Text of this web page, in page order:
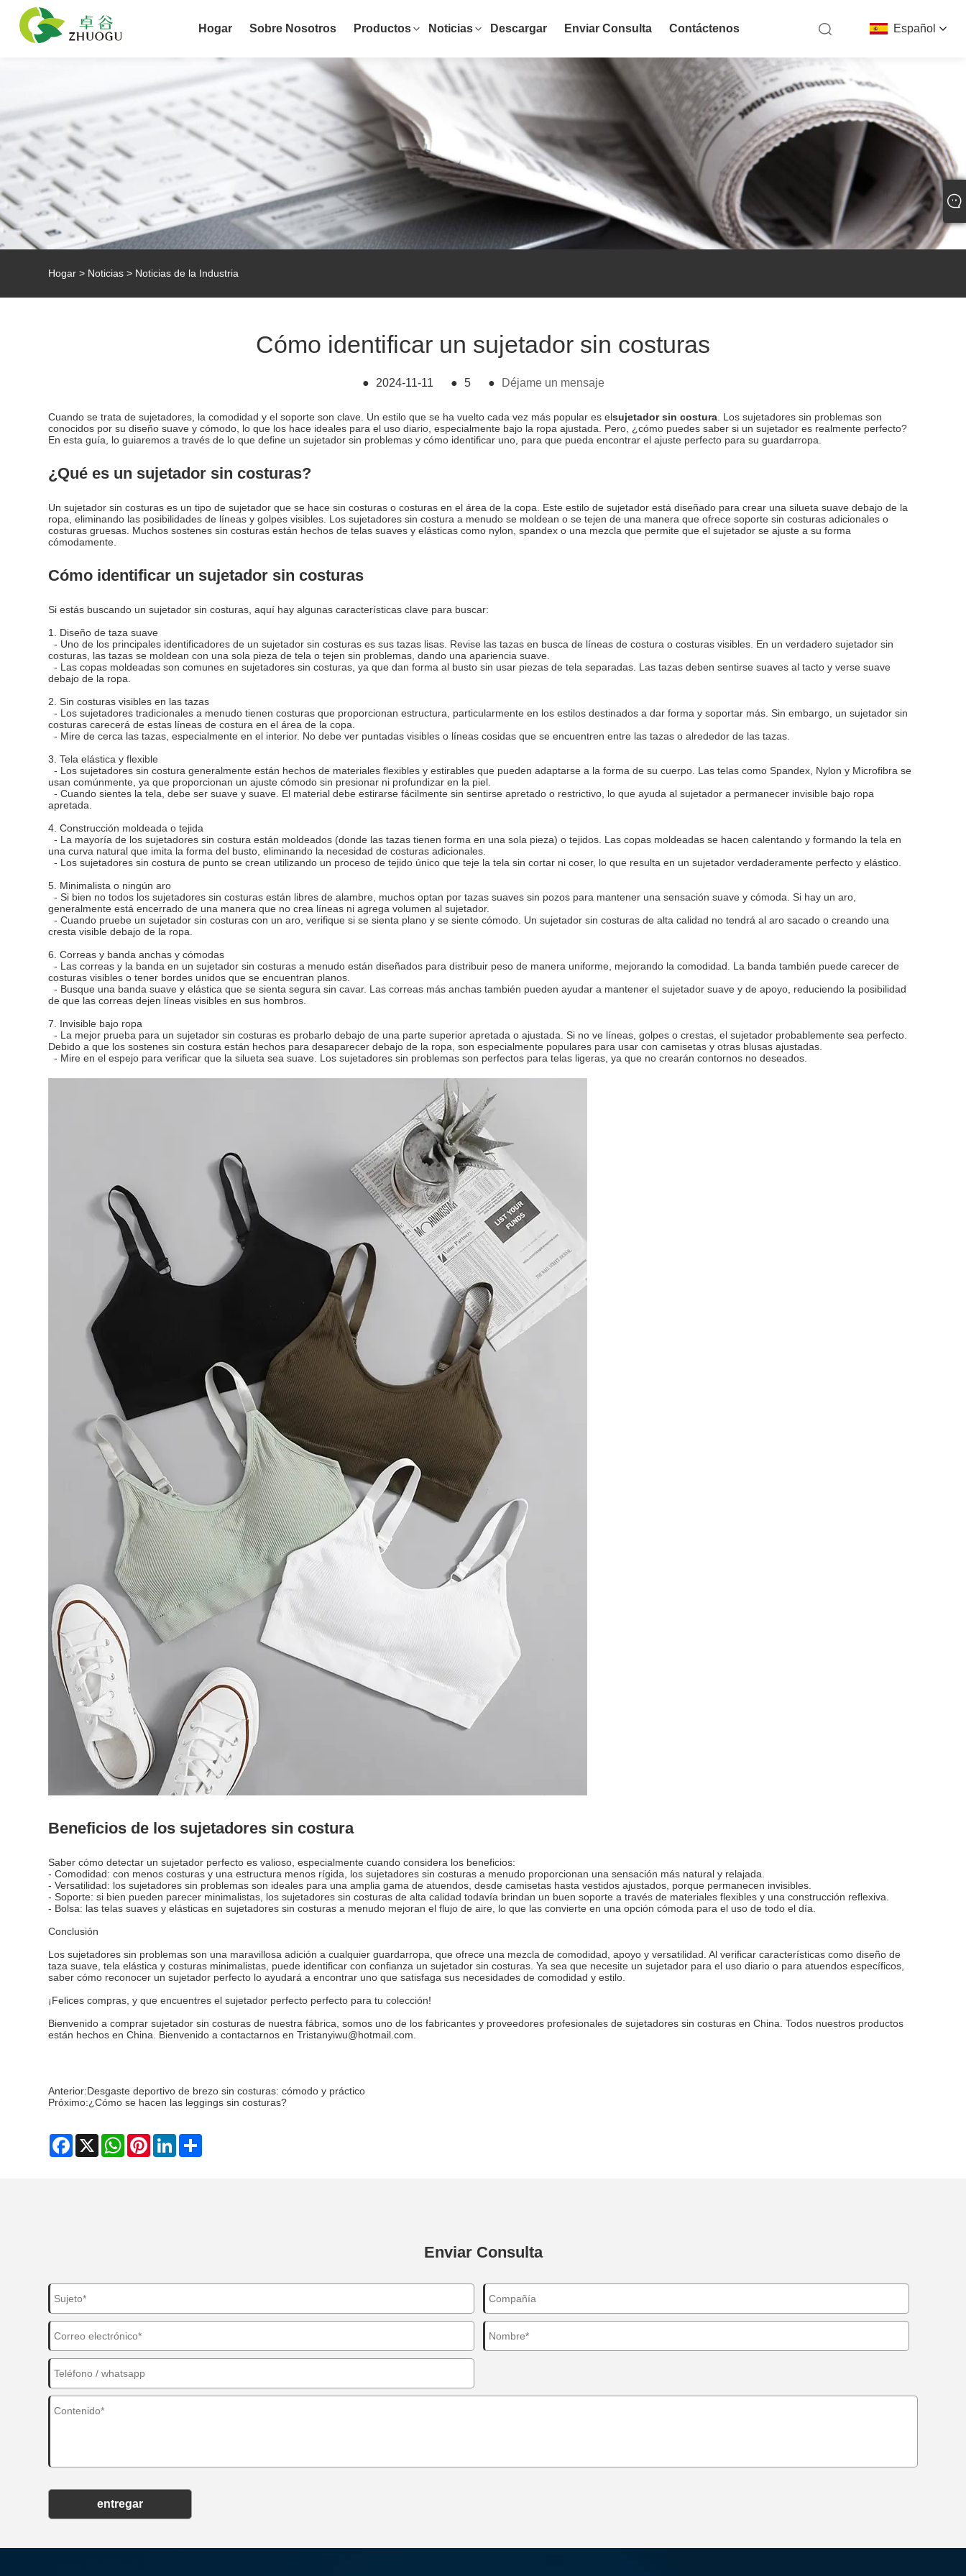
Español
Hogar Sobre Nosotros Productos Noticias Descargar Enviar Consulta Contáctenos
Hogar > Noticias > Noticias de la Industria
Cómo identificar un sujetador sin costuras
● 2024-11-11 ● 5 ● Déjame un mensaje
Cuando se trata de sujetadores, la comodidad y el soporte son clave. Un estilo que se ha vuelto cada vez más popular es elsujetador sin costura . Los sujetadores sin problemas son
conocidos por su diseño suave y cómodo, lo que los hace ideales para el uso diario, especialmente bajo la ropa ajustada. Pero, ¿cómo puedes saber si un sujetador es realmente perfecto?
En esta guía, lo guiaremos a través de lo que define un sujetador sin problemas y cómo identificar uno, para que pueda encontrar el ajuste perfecto para su guardarropa.
¿Qué es un sujetador sin costuras?
Un sujetador sin costuras es un tipo de sujetador que se hace sin costuras o costuras en el área de la copa. Este estilo de sujetador está diseñado para crear una silueta suave debajo de la
ropa, eliminando las posibilidades de líneas y golpes visibles. Los sujetadores sin costura a menudo se moldean o se tejen de una manera que ofrece soporte sin costuras adicionales o
costuras gruesas. Muchos sostenes sin costuras están hechos de telas suaves y elásticas como nylon, spandex o una mezcla que permite que el sujetador se ajuste a su forma
cómodamente.
Cómo identificar un sujetador sin costuras
Si estás buscando un sujetador sin costuras, aquí hay algunas características clave para buscar:
1. Diseño de taza suave
- Uno de los principales identificadores de un sujetador sin costuras es sus tazas lisas. Revise las tazas en busca de líneas de costura o costuras visibles. En un verdadero sujetador sin
costuras, las tazas se moldean con una sola pieza de tela o tejen sin problemas, dando una apariencia suave.
- Las copas moldeadas son comunes en sujetadores sin costuras, ya que dan forma al busto sin usar piezas de tela separadas. Las tazas deben sentirse suaves al tacto y verse suave
debajo de la ropa.
2. Sin costuras visibles en las tazas
- Los sujetadores tradicionales a menudo tienen costuras que proporcionan estructura, particularmente en los estilos destinados a dar forma y soportar más. Sin embargo, un sujetador sin
costuras carecerá de estas líneas de costura en el área de la copa.
- Mire de cerca las tazas, especialmente en el interior. No debe ver puntadas visibles o líneas cosidas que se encuentren entre las tazas o alrededor de las tazas.
3. Tela elástica y flexible
- Los sujetadores sin costura generalmente están hechos de materiales flexibles y estirables que pueden adaptarse a la forma de su cuerpo. Las telas como Spandex, Nylon y Microfibra se
usan comúnmente, ya que proporcionan un ajuste cómodo sin presionar ni profundizar en la piel.
- Cuando sientes la tela, debe ser suave y suave. El material debe estirarse fácilmente sin sentirse apretado o restrictivo, lo que ayuda al sujetador a permanecer invisible bajo ropa
apretada.
4. Construcción moldeada o tejida
- La mayoría de los sujetadores sin costura están moldeados (donde las tazas tienen forma en una sola pieza) o tejidos. Las copas moldeadas se hacen calentando y formando la tela en
una curva natural que imita la forma del busto, eliminando la necesidad de costuras adicionales.
- Los sujetadores sin costura de punto se crean utilizando un proceso de tejido único que teje la tela sin cortar ni coser, lo que resulta en un sujetador verdaderamente perfecto y elástico.
5. Minimalista o ningún aro
- Si bien no todos los sujetadores sin costuras están libres de alambre, muchos optan por tazas suaves sin pozos para mantener una sensación suave y cómoda. Si hay un aro,
generalmente está encerrado de una manera que no crea líneas ni agrega volumen al sujetador.
- Cuando pruebe un sujetador sin costuras con un aro, verifique si se sienta plano y se siente cómodo. Un sujetador sin costuras de alta calidad no tendrá al aro sacado o creando una
cresta visible debajo de la ropa.
6. Correas y banda anchas y cómodas
- Las correas y la banda en un sujetador sin costuras a menudo están diseñados para distribuir peso de manera uniforme, mejorando la comodidad. La banda también puede carecer de
costuras visibles o tener bordes unidos que se encuentran planos.
- Busque una banda suave y elástica que se sienta segura sin cavar. Las correas más anchas también pueden ayudar a mantener el sujetador suave y de apoyo, reduciendo la posibilidad
de que las correas dejen líneas visibles en sus hombros.
7. Invisible bajo ropa
- La mejor prueba para un sujetador sin costuras es probarlo debajo de una parte superior apretada o ajustada. Si no ve líneas, golpes o crestas, el sujetador probablemente sea perfecto.
Debido a que los sostenes sin costura están hechos para desaparecer debajo de la ropa, son especialmente populares para usar con camisetas y otras blusas ajustadas.
- Mire en el espejo para verificar que la silueta sea suave. Los sujetadores sin problemas son perfectos para telas ligeras, ya que no crearán contornos no deseados.
Beneficios de los sujetadores sin costura
Saber cómo detectar un sujetador perfecto es valioso, especialmente cuando considera los beneficios:
- Comodidad: con menos costuras y una estructura menos rígida, los sujetadores sin costuras a menudo proporcionan una sensación más natural y relajada.
- Versatilidad: los sujetadores sin problemas son ideales para una amplia gama de atuendos, desde camisetas hasta vestidos ajustados, porque permanecen invisibles.
- Soporte: si bien pueden parecer minimalistas, los sujetadores sin costuras de alta calidad todavía brindan un buen soporte a través de materiales flexibles y una construcción reflexiva.
- Bolsa: las telas suaves y elásticas en sujetadores sin costuras a menudo mejoran el flujo de aire, lo que las convierte en una opción cómoda para el uso de todo el día.
Conclusión
Los sujetadores sin problemas son una maravillosa adición a cualquier guardarropa, que ofrece una mezcla de comodidad, apoyo y versatilidad. Al verificar características como diseño de
taza suave, tela elástica y costuras minimalistas, puede identificar con confianza un sujetador sin costuras. Ya sea que necesite un sujetador para el uso diario o para atuendos específicos,
saber cómo reconocer un sujetador perfecto lo ayudará a encontrar uno que satisfaga sus necesidades de comodidad y estilo.
¡Felices compras, y que encuentres el sujetador perfecto perfecto para tu colección!
Bienvenido a comprar sujetador sin costuras de nuestra fábrica, somos uno de los fabricantes y proveedores profesionales de sujetadores sin costuras en China. Todos nuestros productos
están hechos en China. Bienvenido a contactarnos en Tristanyiwu@hotmail.com.
Anterior:Desgaste deportivo de brezo sin costuras: cómodo y práctico
Próximo:¿Cómo se hacen las leggings sin costuras?
Facebook
X WhatsAppPinterestLinkedIn
Enviar Consulta
entregar